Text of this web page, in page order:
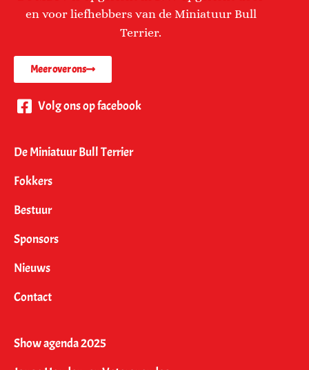
en voor liefhebbers van de Miniatuur Bull
Terrier.
Meer over ons
Volg ons op facebook
De Miniatuur Bull Terrier
Fokkers
Bestuur
Sponsors
Nieuws
Contact
Show agenda 2025